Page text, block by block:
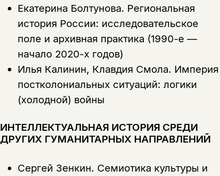
Екатерина Болтунова. Региональная
история России: иссле­довательское
поле и архивная практика (1990-е —
начало 2020-х годов)
Илья Калинин, Клавдия Смола. Империя
постколониальных ситуаций: логики
(холодной) войны
ИНТЕЛЛЕКТУАЛЬНАЯ ИСТОРИЯ СРЕДИ
ДРУГИХ ГУМАНИТАРНЫХ НАПРАВЛЕНИЙ
Сергей Зенкин. Семиотика культуры и
Копировать
ссылку
Телеграм